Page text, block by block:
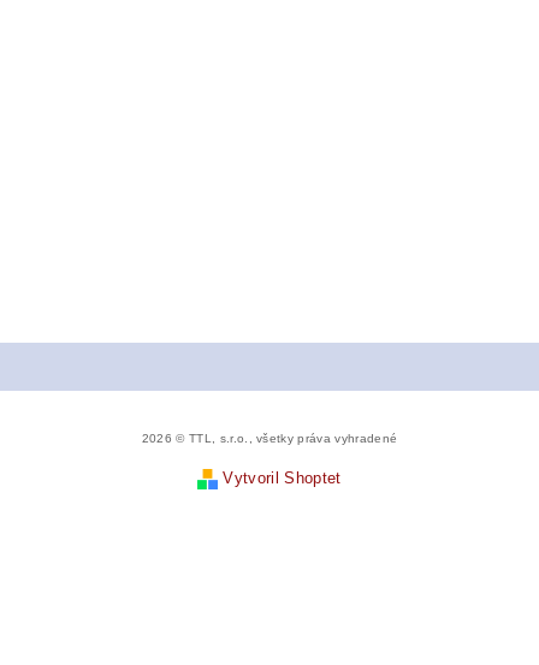
2026 © TTL, s.r.o., všetky práva vyhradené
Vytvoril Shoptet